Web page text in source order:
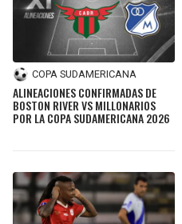
COPA SUDAMERICANA
ALINEACIONES CONFIRMADAS DE
BOSTON RIVER VS MILLONARIOS
POR LA COPA SUDAMERICANA 2026